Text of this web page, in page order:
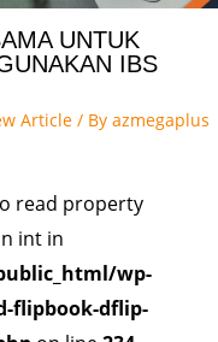
UNTUK
IBS
Article / By azmegaplus
read property
int in
wp-
flipbook-dflip-